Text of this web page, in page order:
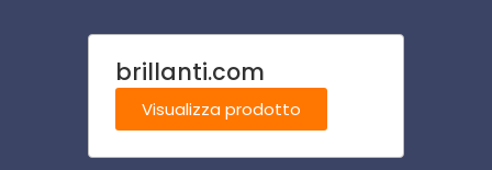
brillanti.com
Visualizza prodotto